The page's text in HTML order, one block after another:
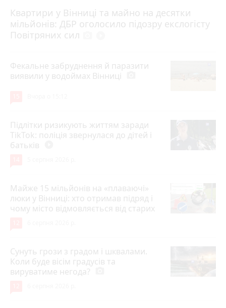
Квартири у Вінниці та майно на десятки
мільйонів: ДБР оголосило підозру екслогісту
Повітряних сил
6 серпня 2026 р.
Фекальне забруднення й паразити
виявили у водоймах Вінниці
Підлітки ризикують життям заради
TikTok: поліція звернулася до дітей і
батьків
Майже 15 мільйонів на «плаваючі»
люки у Вінниці: хто отримав підряд і
чому місто відмовляється від старих
Сунуть грози з градом і шквалами.
Коли буде вісім градусів та
вируватиме негода?